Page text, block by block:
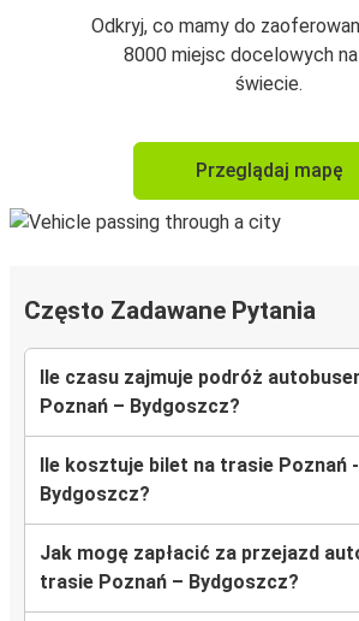
Odkryj, co mamy do
8000 miejsc docelowych na
świecie.
Przeglądaj mapę
Często Zadawane Pytania
Ile czasu zajmuje podróż
Poznań – Bydgoszcz?
Ile kosztuje bilet na trasie Poznań -
Bydgoszcz?
Jak mogę zapłacić za przejazd
trasie Poznań – Bydgoszcz?